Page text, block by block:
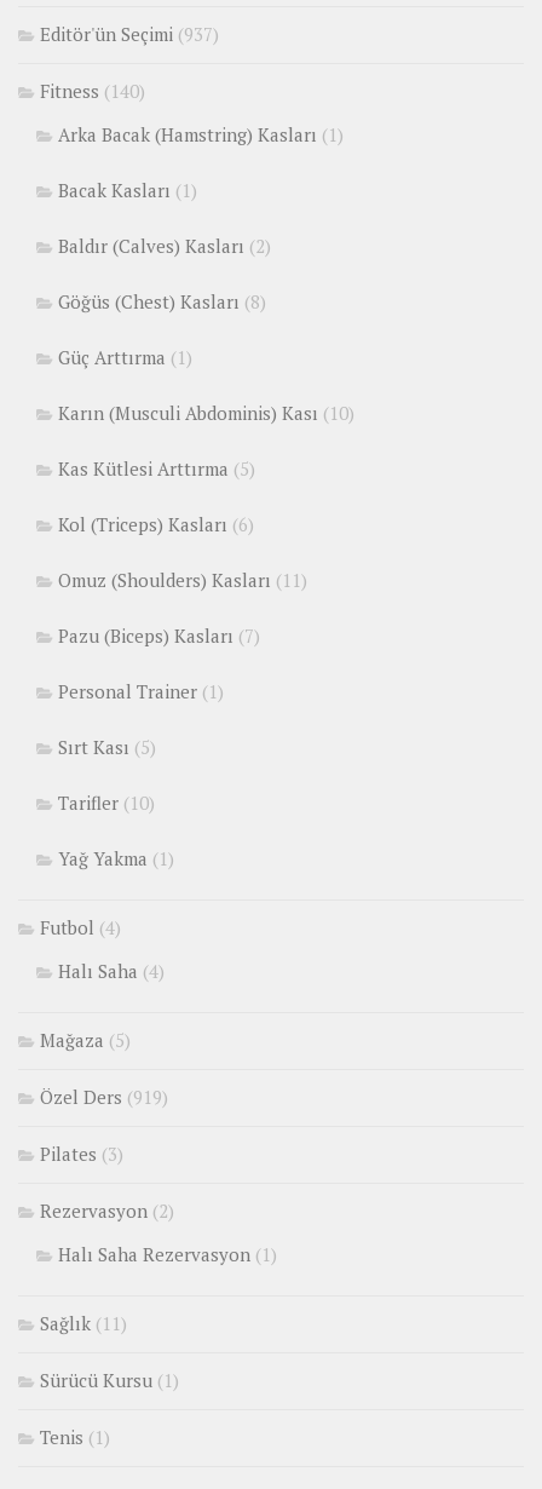
Editör'ün Seçimi (937)
Fitness (140)
Arka Bacak (Hamstring) Kasları (1)
Bacak Kasları (1)
Baldır (Calves) Kasları (2)
Göğüs (Chest) Kasları (8)
Güç Arttırma (1)
Karın (Musculi Abdominis) Kası (10)
Kas Kütlesi Arttırma (5)
Kol (Triceps) Kasları (6)
Omuz (Shoulders) Kasları (11)
Pazu (Biceps) Kasları (7)
Personal Trainer (1)
Sırt Kası (5)
Tarifler (10)
Yağ Yakma (1)
Futbol (4)
Halı Saha (4)
Mağaza (5)
Özel Ders (919)
Pilates (3)
Rezervasyon (2)
Halı Saha Rezervasyon (1)
Sağlık (11)
Sürücü Kursu (1)
Tenis (1)